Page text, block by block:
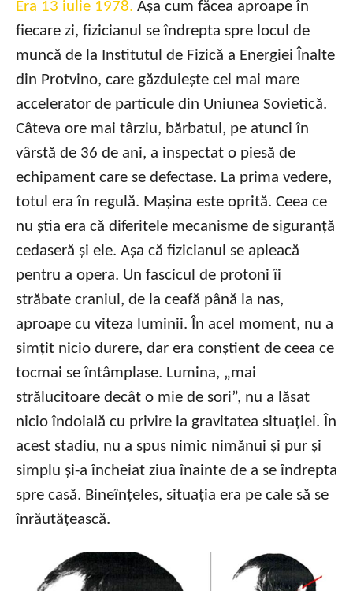
Era 13 iulie 1978. Așa cum făcea aproape în
fiecare zi, fizicianul se îndrepta spre locul de
muncă de la Institutul de Fizică a Energiei Înalte
din Protvino, care găzduiește cel mai mare
accelerator de particule din Uniunea Sovietică.
Câteva ore mai târziu, bărbatul, pe atunci în
vârstă de 36 de ani, a inspectat o piesă de
echipament care se defectase. La prima vedere,
totul era în regulă. Mașina este oprită. Ceea ce
nu știa era că diferitele mecanisme de siguranță
cedaseră și ele. Așa că fizicianul se apleacă
pentru a opera. Un fascicul de protoni îi
străbate craniul, de la ceafă până la nas,
aproape cu viteza luminii. În acel moment, nu a
simțit nicio durere, dar era conștient de ceea ce
tocmai se întâmplase. Lumina, „mai
strălucitoare decât o mie de sori”, nu a lăsat
nicio îndoială cu privire la gravitatea situației. În
acest stadiu, nu a spus nimic nimănui și pur și
simplu și-a încheiat ziua înainte de a se îndrepta
spre casă. Bineînțeles, situația era pe cale să se
înrăutățească.